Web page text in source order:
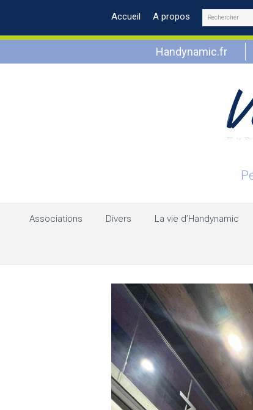
Accueil A propos Rechercher
Handynamic.fr
Associations Divers La vie d’Handynamic